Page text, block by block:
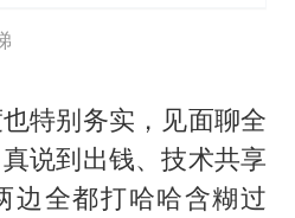
特别务实，见面聊全
说到出钱、技术共享
边全都打哈哈含糊过